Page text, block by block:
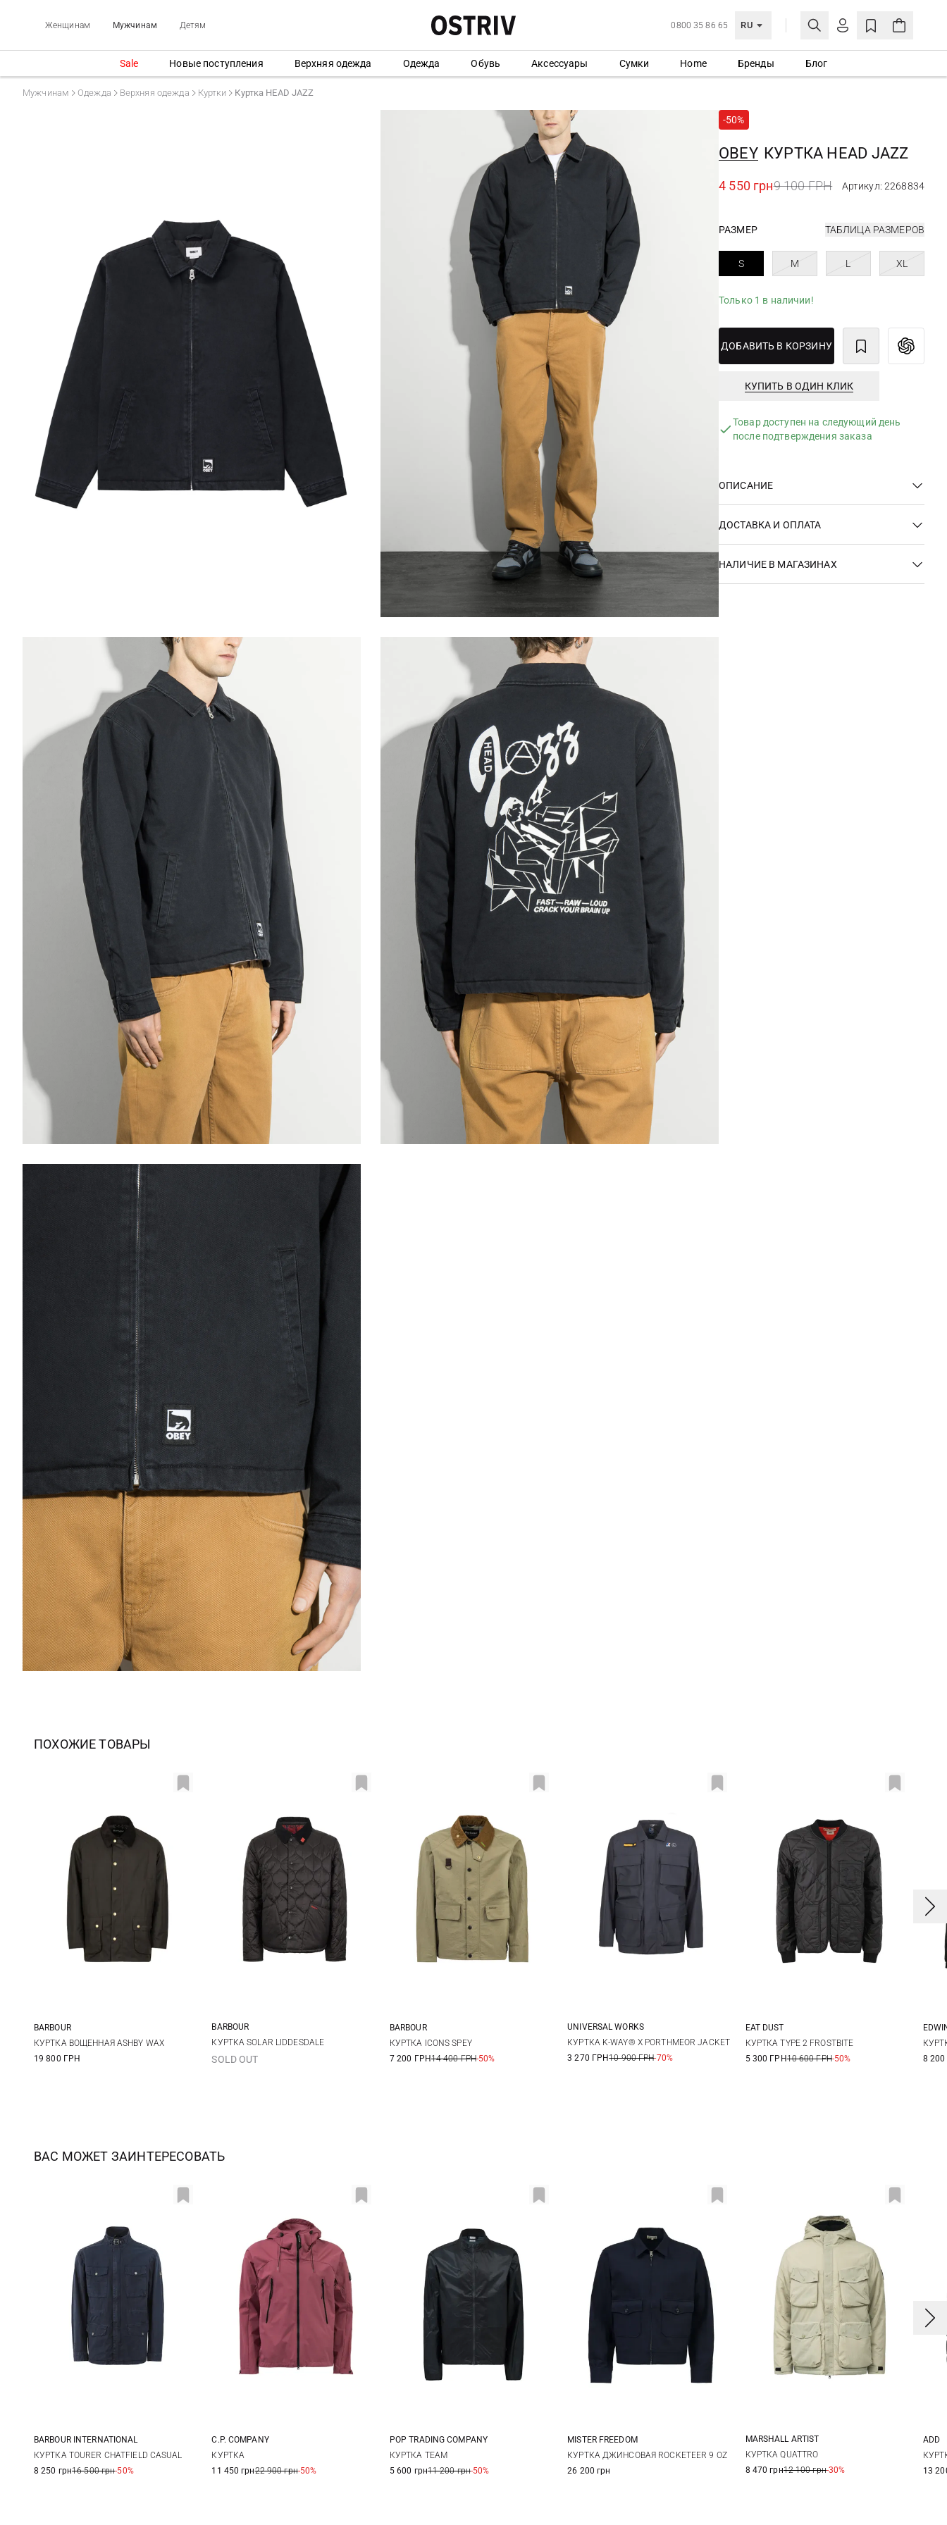
Женщинам Мужчинам Детям 0800 35 86 65 RU
ЛИЧНЫЙ КАБИНЕТ
СОЗДАТЬ УЧЕТНУЮ ЗАПИСЬ
Sale Новые поступления Верхняя одежда Одежда Обувь Аксессуары Сумки Home Бренды Блог
Мужчинам Одежда Верхняя одежда Куртки Куртка HEAD JAZZ
-50%
OBEY КУРТКА HEAD JAZZ
4 550 грн9 100 ГРН Артикул: 2268834
РАЗМЕР ТАБЛИЦА РАЗМЕРОВ
S M L XL
Только 1 в наличии!
ДОБАВИТЬ В КОРЗИНУ
КУПИТЬ В ОДИН КЛИК
Товар доступен на следующий день
после подтверждения заказа
ОПИСАНИЕ
ДОСТАВКА И ОПЛАТА
НАЛИЧИЕ В МАГАЗИНАХ
ПОХОЖИЕ ТОВАРЫ
S M L
BARBOUR
КУРТКА ВОЩЕННАЯ ASHBY WAX
19 800 ГРН
S M L
BARBOUR
КУРТКА SOLAR LIDDESDALE
SOLD OUT
M L
BARBOUR
КУРТКА ICONS SPEY
7 200 ГРН14 400 ГРН-50%
M L XL XXL
UNIVERSAL WORKS
КУРТКА K-WAY® X PORTHMEOR JACKET
3 270 ГРН10 900 ГРН-70%
M L XL
EAT DUST
КУРТКА TYPE 2 FROSTBITE
5 300 ГРН10 600 ГРН-50%
S
8
ВАС МОЖЕТ ЗАИНТЕРЕСОВАТЬ
M L XL
BARBOUR INTERNATIONAL
КУРТКА TOURER CHATFIELD CASUAL
8 250 грн16 500 грн-50%
48
C.P. COMPANY
КУРТКА
11 450 грн22 900 грн-50%
M
POP TRADING COMPANY
КУРТКА TEAM
5 600 грн11 200 грн-50%
M L XL XXL
MISTER FREEDOM
КУРТКА ДЖИНСОВАЯ ROCKETEER 9 OZ
26 200 грн
S M
MARSHALL ARTIST
КУРТКА QUATTRO
8 470 грн12 100 грн-30%
ADD
13